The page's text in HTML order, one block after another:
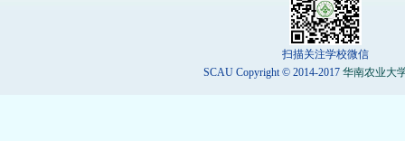
扫描关注学校微信
SCAU Copyright © 2014-2017 华南农业大